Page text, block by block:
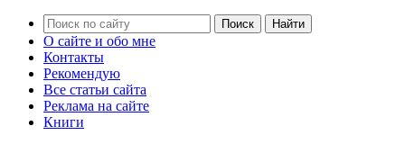
О сайте и обо мне
Контакты
Рекомендую
Все статьи сайта
Реклама на сайте
Книги